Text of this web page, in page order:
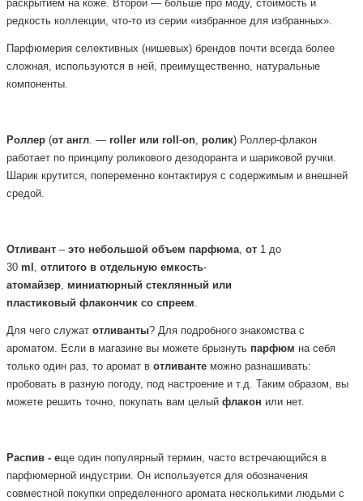
раскрытием на коже. Второй — больше про моду, стоимость и
редкость коллекции, что-то из серии «избранное для избранных».
Парфюмерия селективных (нишевых) брендов почти всегда более
сложная, используются в ней, преимущественно, натуральные
компоненты.
Роллер (от англ. — roller или roll -on, ролик) Роллер-флакон
работает по принципу роликового дезодоранта и шариковой ручки.
Шарик крутится, попеременно контактируя с содержимым и внешней
средой.
Отливант – это небольшой объем парфюма от 1 до
30 ml отлитого в отдельную емкость-
атомайзер
миниатюрный стеклянный или
пластиковый флакончик со спреем
Для чего служат отливанты? Для подробного знакомства с
ароматом. Если в магазине вы можете брызнуть парфюм на себя
только один раз, то аромат в отливанте можно разнашивать:
пробовать в разную погоду, под настроение и т.д. Таким образом, вы
можете решить точно, покупать вам целый флакон или нет.
Распив - еще один популярный термин, часто встречающийся в
парфюмерной индустрии. Он используется для обозначения
совместной покупки определенного аромата несколькими людьми с